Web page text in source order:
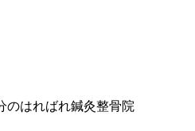
のはればれ鍼灸整骨院